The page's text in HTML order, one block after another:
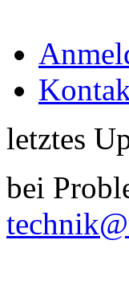
letztes
bei